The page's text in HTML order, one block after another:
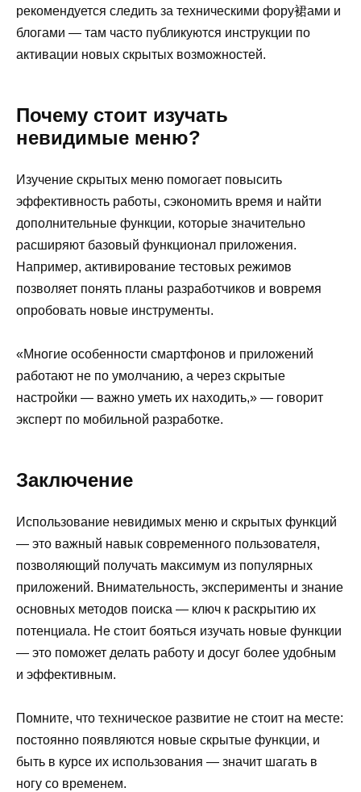
рекомендуется следить за техническими фору裙ами и
блогами — там часто публикуются инструкции по
активации новых скрытых возможностей.
Почему стоит изучать
невидимые меню?
Изучение скрытых меню помогает повысить
эффективность работы, сэкономить время и найти
дополнительные функции, которые значительно
расширяют базовый функционал приложения.
Например, активирование тестовых режимов
позволяет понять планы разработчиков и вовремя
опробовать новые инструменты.
«Многие особенности смартфонов и приложений
работают не по умолчанию, а через скрытые
настройки — важно уметь их находить,» — говорит
эксперт по мобильной разработке.
Заключение
Использование невидимых меню и скрытых функций
— это важный навык современного пользователя,
позволяющий получать максимум из популярных
приложений. Внимательность, эксперименты и знание
основных методов поиска — ключ к раскрытию их
потенциала. Не стоит бояться изучать новые функции
— это поможет делать работу и досуг более удобным
и эффективным.
Помните, что техническое развитие не стоит на месте:
постоянно появляются новые скрытые функции, и
быть в курсе их использования — значит шагать в
ногу со временем.